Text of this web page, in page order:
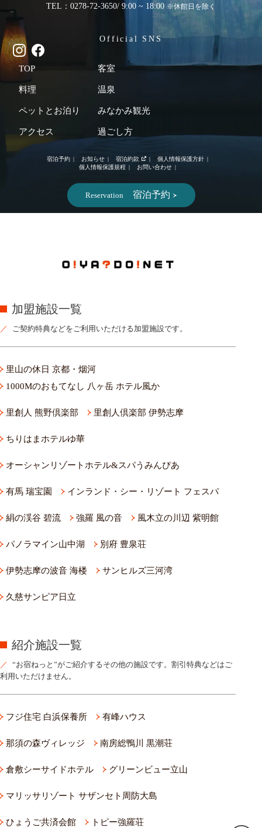
TEL：0278-72-3650/ 9:00 ~ 18:00 ※休館日を除く
Official SNS
TOP 客室
料理 温泉
ペットとお泊り みなかみ観光
アクセス 過ごし方
宿泊予約 お知らせ 宿泊約款
個人情報保護方針
個人情報保護規程
お問い合わせ
Reservation 宿泊予約
加盟施設一覧
ご契約特典などをご利用いただける加盟施設です。
里山の休日 京都・烟河
1000Mのおもてなし 八ヶ岳 ホテル風か
里創人 熊野倶楽部 里創人倶楽部 伊勢志摩
ちりはまホテルゆ華
オーシャンリゾートホテル&スパうみんぴあ
有馬 瑞宝園 インランド・シー・リゾート フェスパ
絹の渓谷 碧流 強羅 風の音 風木立の川辺 紫明館
パノラマイン山中湖 別府 豊泉荘
伊勢志摩の波音 海楼 サンヒルズ三河湾
久慈サンピア日立
紹介施設一覧
“お宿ねっと”がご紹介するその他の施設です。割引特典などはご
利用いただけません。
フジ住宅 白浜保養所 有峰ハウス
那須の森ヴィレッジ 南房総鴨川 黒潮荘
倉敷シーサイドホテル グリーンビュー立山
マリッサリゾート サザンセト周防大島
ひょうご共済会館 トピー強羅荘